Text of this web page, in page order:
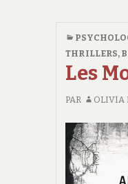
THRILLERS,
Les
PAR OLIVIA